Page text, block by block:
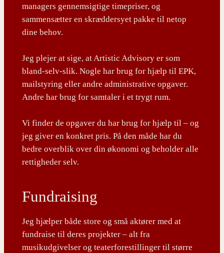
managers gennemsigtige timepriser, og
sammensætter en skræddersyet pakke til netop
dine behov.
Jeg plejer at sige, at Artistic Advisory er som
bland-selv-slik. Nogle har brug for hjælp til EPK,
mailstyring eller andre administrative opgaver.
Andre har brug for samtaler i et trygt rum.
Vi finder de opgaver du har brug for hjælp til – og
jeg giver en konkret pris. På den måde har du
bedre overblik over din økonomi og beholder alle
rettigheder selv.
Fundraising
Jeg hjælper både store og små aktører med at
fundraise til deres projekter – alt fra
musikudgivelser og teaterforestillinger til større